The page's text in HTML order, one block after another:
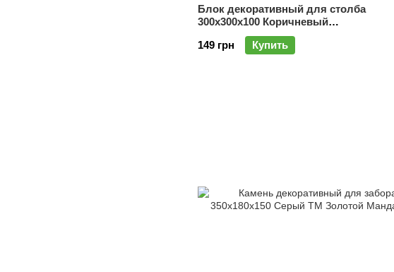
Блок декоративный для столба
300х300х100 Коричневый
(четырехсторонний скол) ТМ Золотой
Мандарин
149 грн Купить